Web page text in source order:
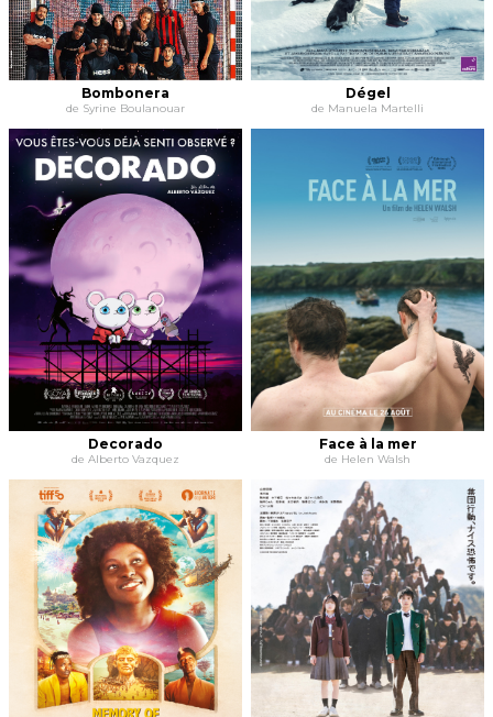
Bombonera
de Syrine Boulanouar
Dégel
de Manuela Martelli
Decorado
de Alberto Vazquez
Face à la mer
de Helen Walsh